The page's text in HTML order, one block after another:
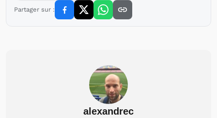
Partager sur :
alexandrec